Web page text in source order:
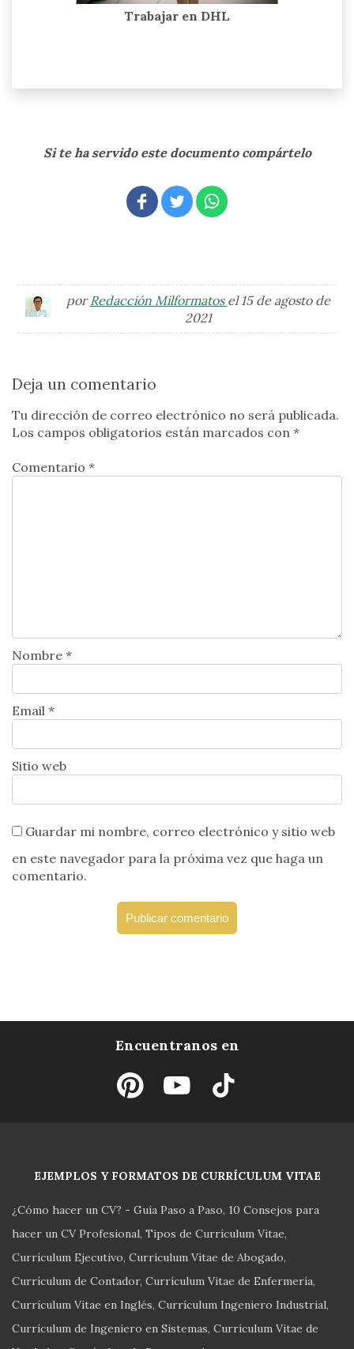
Trabajar en DHL
Si te ha servido este documento compártelo
por Redacción Milformatos el 15 de agosto de
2021
Deja un comentario
Tu dirección de correo electrónico no será publicada.
Los campos obligatorios están marcados con *
Comentario *
Nombre *
Email *
Sitio web
Guardar mi nombre, correo electrónico y sitio web
en este navegador para la próxima vez que haga un
comentario.
Encuentranos en
EJEMPLOS Y FORMATOS DE CURRÍCULUM VITAE
¿Cómo hacer un CV? - Guía Paso a Paso 10 Consejos para
hacer un CV Profesional Tipos de Currículum Vitae
Currículum Ejecutivo Currículum Vitae de Abogado
Currículum de Contador Currículum Vitae de Enfermería
Currículum Vitae en Inglés Currículum Ingeniero Industrial
Currículum de Ingeniero en Sistemas Currículum Vitae de